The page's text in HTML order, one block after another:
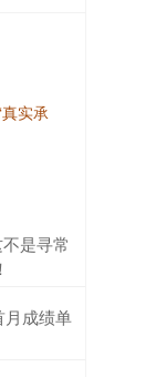
实承
是寻常
月成绩单